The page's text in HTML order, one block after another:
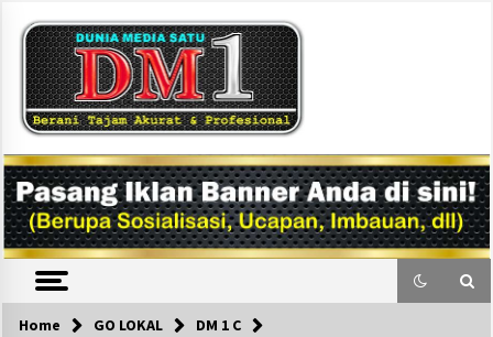
content
DM1
Home GO LOKAL DM 1 C